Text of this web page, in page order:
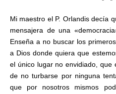
Mi maestro el P. Orlandis decía
mensajera de una
Enseña a no buscar los
a Dios donde quiera que
el único lugar no envidiado, que
de no turbarse por ninguna
que por nosotros mismos